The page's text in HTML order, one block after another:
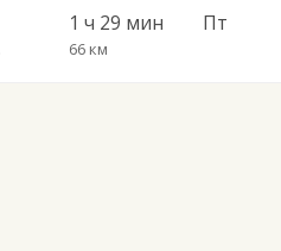
1 ч 29 мин
66 км
Пт